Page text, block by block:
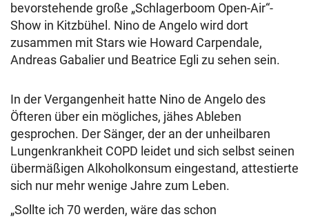
bevorstehende große „Schlagerboom Open-Air“-
Show in Kitzbühel. Nino de Angelo wird dort
zusammen mit Stars wie Howard Carpendale,
Andreas Gabalier und Beatrice Egli zu sehen sein.
In der Vergangenheit hatte Nino de Angelo des
Öfteren über ein mögliches, jähes Ableben
gesprochen. Der Sänger, der an der unheilbaren
Lungenkrankheit COPD leidet und sich selbst seinen
übermäßigen Alkoholkonsum eingestand, attestierte
sich nur mehr wenige Jahre zum Leben.
„Sollte ich 70 werden, wäre das schon